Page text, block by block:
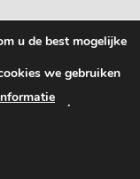
u de best mogelijke
we gebruiken
.